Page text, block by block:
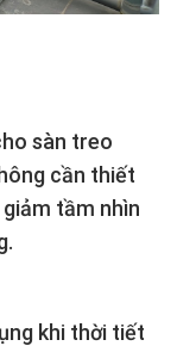
sàn treo
cần thiết
tầm nhìn
khi thời tiết